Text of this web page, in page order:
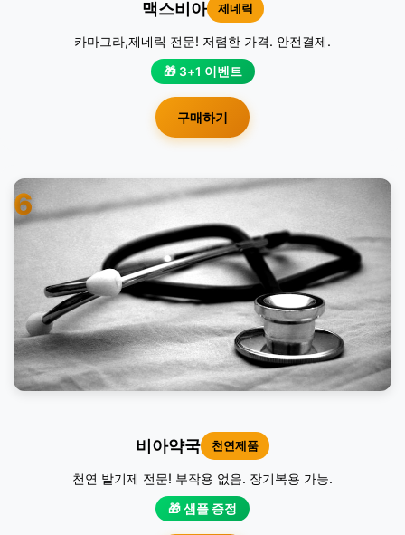
맥스비아 제네릭
카마그라,제네릭 전문! 저렴한 가격. 안전결제.
🎁 3+1 이벤트
구매하기
6
비아약국 천연제품
천연 발기제 전문! 부작용 없음. 장기복용 가능.
🎁 샘플 증정